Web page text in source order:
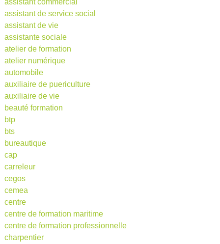
assistant de service social
assistant de vie
assistante sociale
atelier de formation
atelier numérique
automobile
auxiliaire de puericulture
auxiliaire de vie
beauté formation
btp
bts
bureautique
cap
carreleur
cegos
cemea
centre
centre de formation maritime
centre de formation professionnelle
charpentier